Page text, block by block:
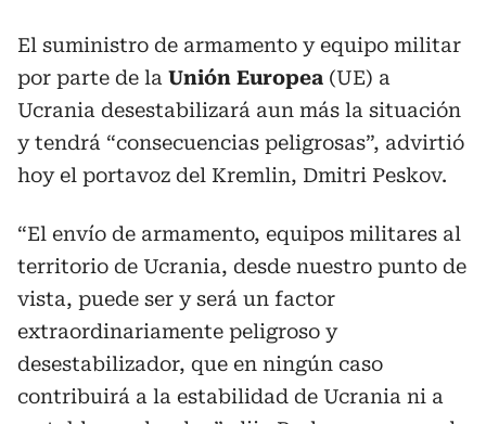
El suministro de armamento y equipo militar
por parte de la Unión Europea (UE) a
Ucrania desestabilizará aun más la situación
y tendrá “consecuencias peligrosas”, advirtió
hoy el portavoz del Kremlin, Dmitri Peskov.
“El envío de armamento, equipos militares al
territorio de Ucrania, desde nuestro punto de
vista, puede ser y será un factor
extraordinariamente peligroso y
desestabilizador, que en ningún caso
contribuirá a la estabilidad de Ucrania ni a